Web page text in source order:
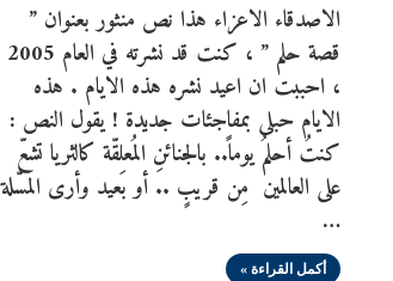
الاصدقاء الاعزاء هذا نص منثور بعنوان ”
قصة حلم ” ، كنت قد نشرته في العام 2005
، احببت ان اعيد نشره هذه الايام . هذه
الايام حبلى بمفاجئات جديدة ! يقول النص :
كنتُ أحلمُ يوماً.. بالجنائنِ المُعلقّة كالثريا تشعّ
على العالمين مِن قريبٍ .. أو بَعيد وأرى المسّلة
…
أكمل القراءة »